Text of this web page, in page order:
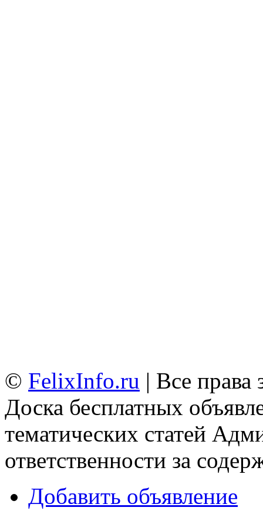
© FelixInfo.ru | Все
Доска бесплатных
тематических статей
ответственности за
Добавить объявление